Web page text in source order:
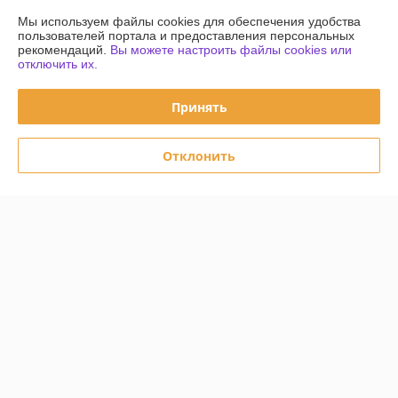
Контакты
Доставка и оплата
Мы используем файлы cookies для обеспечения удобства
пользователей портала и предоставления персональных
рекомендаций. Вы можете настроить файлы cookies или
отключить их.
Принять
Отклонить